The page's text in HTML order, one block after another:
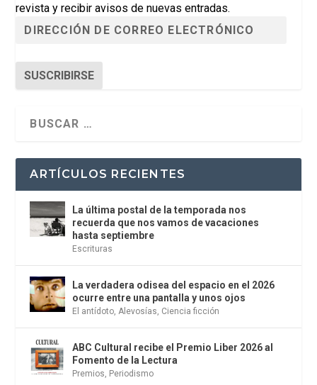
revista y recibir avisos de nuevas entradas.
SUSCRIBIRSE
ARTÍCULOS RECIENTES
La última postal de la temporada nos
recuerda que nos vamos de vacaciones
hasta septiembre
Escrituras
La verdadera odisea del espacio en el 2026
ocurre entre una pantalla y unos ojos
El antídoto,Alevosías, Ciencia ficción
ABC Cultural recibe el Premio Liber 2026 al
Fomento de la Lectura
Premios, Periodismo